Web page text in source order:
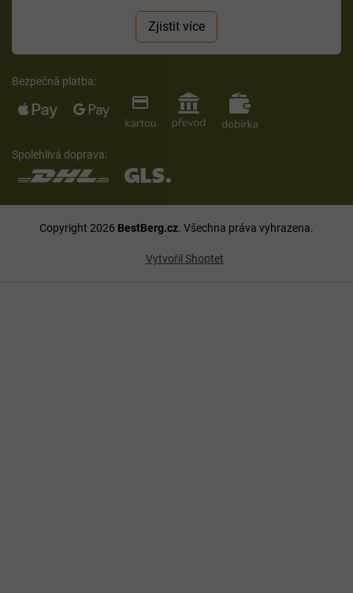
Zjistit více
Bezpečná platba:
Spolehlivá doprava:
Vytvořil Shoptet
Copyright 2026 BestBerg.cz. Všechna práva vyhrazena.